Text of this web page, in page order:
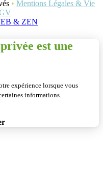
• Mentions Légales & Vie
& ZEN
est une
expérience lorsque vous
informations.